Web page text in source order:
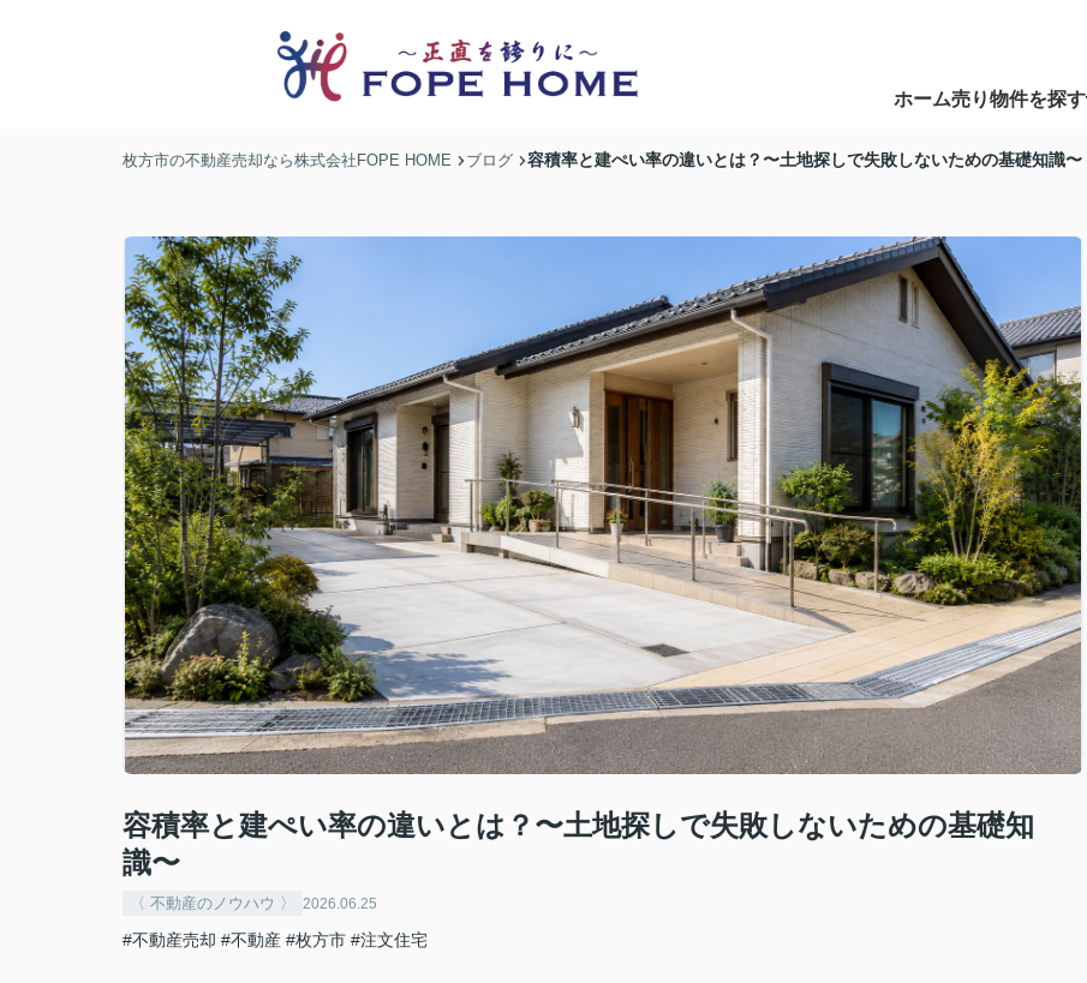
ホーム売り物件を探す
枚方市の不動産売却なら株式会社FOPE HOME ブログ 容積率と建ぺい率の違いとは？〜土地探しで失敗しないための基礎知識〜
容積率と建ぺい率の違いとは？〜土地探しで失敗しないための基礎知
識〜
〈 不動産のノウハウ 〉 2026.06.25
#不動産売却 #不動産 #枚方市 #注文住宅